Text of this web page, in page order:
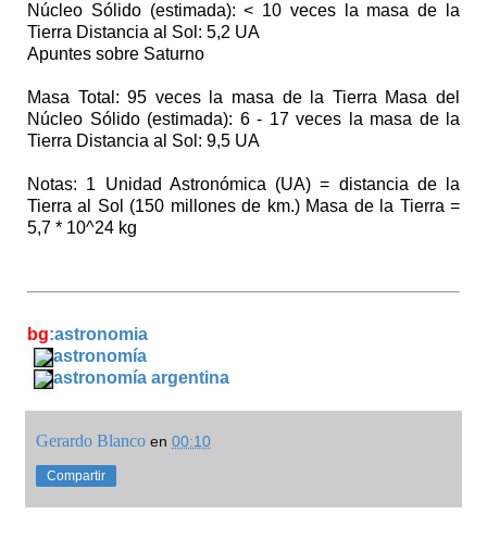
Núcleo Sólido (estimada): < 10 veces la masa de la
Tierra Distancia al Sol: 5,2 UA
Apuntes sobre Saturno
Masa Total: 95 veces la masa de la Tierra Masa del
Núcleo Sólido (estimada): 6 - 17 veces la masa de la
Tierra Distancia al Sol: 9,5 UA
Notas: 1 Unidad Astronómica (UA) = distancia de la
Tierra al Sol (150 millones de km.) Masa de la Tierra =
5,7 * 10^24 kg
bg:astronomia
astronomía
astronomía argentina
Gerardo Blanco en 00:10
Compartir